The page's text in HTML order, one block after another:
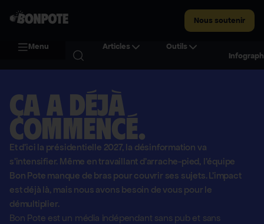
Nous soutenir
Menu Articles
Outils
Ça a déjà
commencé.
Et d'ici la présidentielle 2027, la désinformation va
s'intensifier. Même en travaillant d'arrache-pied, l'équipe
Bon Pote manque de bras pour couvrir ses sujets. L'impact
est déjà là, mais nous avons besoin de vous pour le
démultiplier.
Bon Pote est un média indépendant sans pub et sans